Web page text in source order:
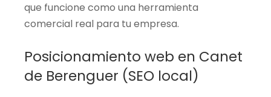
que funcione como una herramienta
comercial real para tu empresa.
Posicionamiento web en Canet
de Berenguer (SEO local)